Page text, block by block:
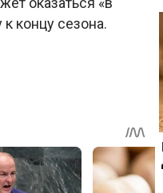
концу сезона.